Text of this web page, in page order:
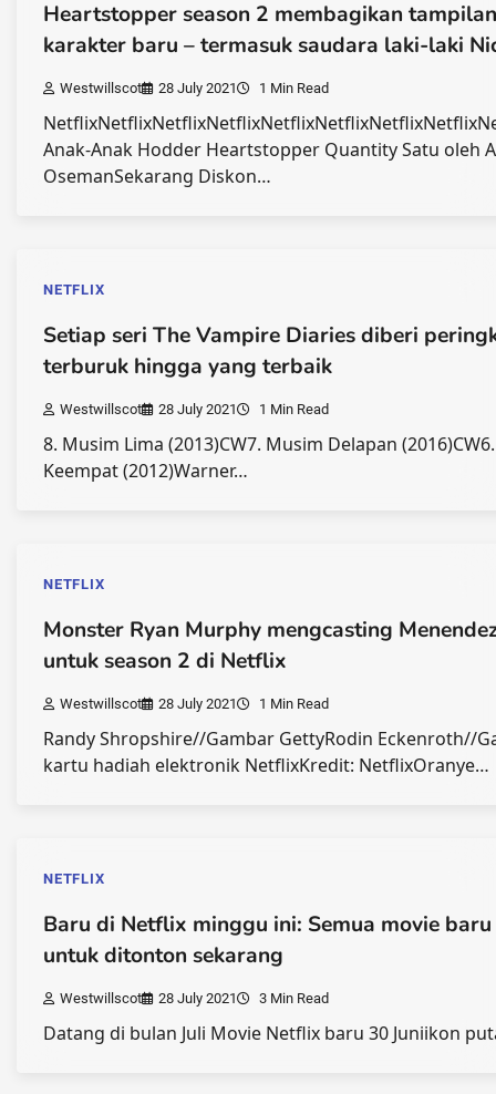
Heartstopper season 2 membagikan
karakter baru – termasuk saudara laki-laki
Westwillscot 28 July 2021 1 Min Read
Anak-Anak Hodder Heartstopper Quantity Satu oleh
OsemanSekarang Diskon…
NETFLIX
Setiap seri The Vampire Diaries diberi
terburuk hingga yang terbaik
Westwillscot 28 July 2021 1 Min Read
8. Musim Lima (2013)CW7. Musim Delapan
Keempat (2012)Warner…
NETFLIX
Monster Ryan Murphy mengcasting
untuk season 2 di Netflix
Westwillscot 28 July 2021 1 Min Read
Randy Shropshire//Gambar GettyRodin Eckenroth//
kartu hadiah elektronik NetflixKredit: NetflixOranye…
NETFLIX
Baru di Netflix minggu ini: Semua movie
untuk ditonton sekarang
Westwillscot 28 July 2021 3 Min Read
Datang di bulan Juli Movie Netflix baru 30 Juniikon